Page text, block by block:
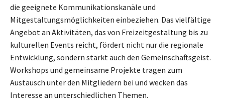
die geeignete Kommunikationskanäle und
Mitgestaltungsmöglichkeiten einbeziehen. Das vielfältige
Angebot an Aktivitäten, das von Freizeitgestaltung bis zu
kulturellen Events reicht, fördert nicht nur die regionale
Entwicklung, sondern stärkt auch den Gemeinschaftsgeist.
Workshops und gemeinsame Projekte tragen zum
Austausch unter den Mitgliedern bei und wecken das
Interesse an unterschiedlichen Themen.